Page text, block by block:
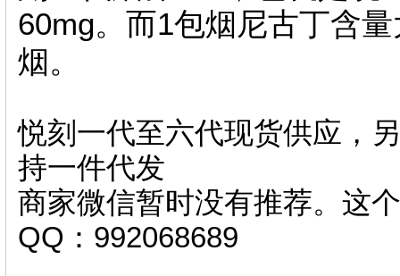
60mg。而1包烟尼古丁含
烟。
悦刻一代至六代现货供应，
持一件代发
商家微信暂时没有推荐。这
QQ：992068689